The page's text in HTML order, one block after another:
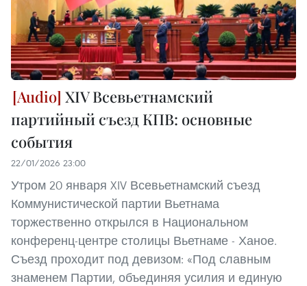
XIV Всевьетнамский
партийный съезд КПВ: основные
события
22/01/2026 23:00
Утром 20 января XIV Всевьетнамский съезд
Коммунистической партии Вьетнама
торжественно открылся в Национальном
конференц-центре столицы Вьетнаме - Ханое.
Съезд проходит под девизом: «Под славным
знаменем Партии, объединяя усилия и единую